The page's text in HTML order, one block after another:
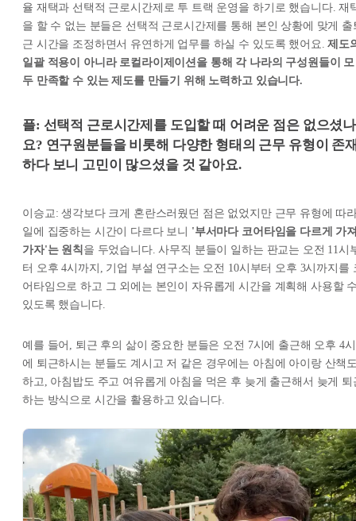
율 재택과 선택적 근로시간제로 투 트랙 운영을 하기로 했습니다. 재
을 할 수 없는 분들은 선택적 근로시간제를 통해 본인 상황에 맞게 출
근 시간을 조정하면서 유연하게 업무를 하실 수 있도록 했어요.제도
일괄 적용이 아니라 로컬라이제이션을 통해 각 나라의 구성원들이 모
두 만족할 수 있는 제도를 만들기 위해 노력하고 있습니다.
플: 선택적 근로시간제를 도입할 때 어려운 점은 없으셨나
요? 연구원분들을 비롯해 다양한 형태의 근무 유형이 존
하다 보니 고민이 많으셨을 것 같아요.
이승교: 생각보다 크게 혼란스러웠던 점은 없었지만 근무 유형에 따
일에 집중하는 시간이 다르다 보니 '부서마다 코어타임을 다르게 가
가자'는 원칙 을 두었습니다. 사무직 분들이 일하는 판교는 오전 11시
터 오후 4시까지, 기업 부설 연구소는 오전 10시부터 오후 3시까지를
어타임으로 하고 그 외에는 본인이 자유롭게 시간을 계획해 사용할
있도록 했습니다.
예를 들어, 퇴근 후의 삶이 중요한 분들은 오전 7시에 출근해 오후 4시
에 퇴근하시는 분들도 계시고 저 같은 경우에는 아침에 아이랑 산책
하고, 아침밥도 주고 여유롭게 아침을 먹은 후 늦게 출근해서 늦게 퇴
하는 방식으로 시간을 활용하고 있습니다.